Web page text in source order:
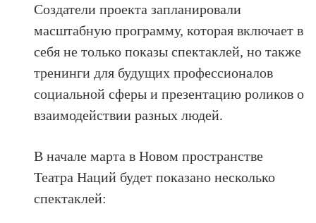
Создатели проекта запланировали
масштабную программу, которая включает в
себя не только показы спектаклей, но также
тренинги для будущих профессионалов
социальной сферы и презентацию роликов о
взаимодействии разных людей.
В начале марта в Новом пространстве
Театра Наций будет показано несколько
спектаклей: